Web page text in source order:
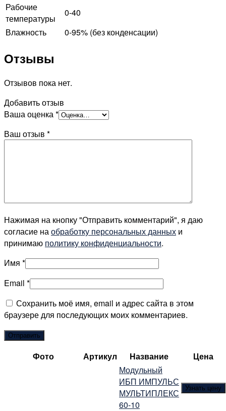
Рабочие
температуры
0-40
Влажность
0-95% (без конденсации)
Отзывы
Отзывов пока нет.
Добавить отзыв
Ваша оценка*
Ваш отзыв *
Нажимая на кнопку "Отправить комментарий", я даю
согласие наобработку персональных данных и
принимаю политику конфиденциальности.
Имя *
Email *
Сохранить моё имя, email и адрес сайта в этом
браузере для последующих моих комментариев.
Фото Артикул Название
Цена
Модульный
ИБП ИМПУЛЬС
МУЛЬТИПЛЕКС
60-10
Узнать цену